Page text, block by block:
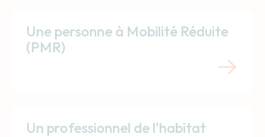
Une personne à Mobilité Réduite
(PMR)
Un professionnel de l'habitat